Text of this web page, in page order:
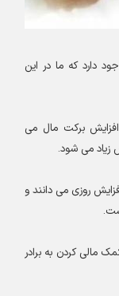
دارد که ما در این
برکت مال می
می شود.
روزی می دانند و
.
کردن به برادر